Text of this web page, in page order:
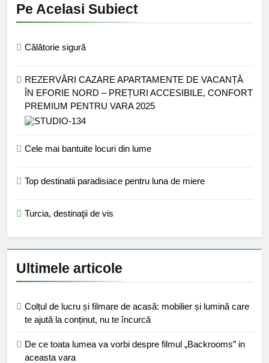
Pe Acelasi Subiect
Călătorie sigură
REZERVĂRI CAZARE APARTAMENTE DE VACANȚĂ
ÎN EFORIE NORD – PREȚURI ACCESIBILE, CONFORT
PREMIUM PENTRU VARA 2025
Cele mai bantuite locuri din lume
Top destinatii paradisiace pentru luna de miere
Turcia, destinaţii de vis
Ultimele articole
Colțul de lucru și filmare de acasă: mobilier și lumină care
te ajută la conținut, nu te încurcă
De ce toata lumea va vorbi despre filmul „Backrooms” in
aceasta vara